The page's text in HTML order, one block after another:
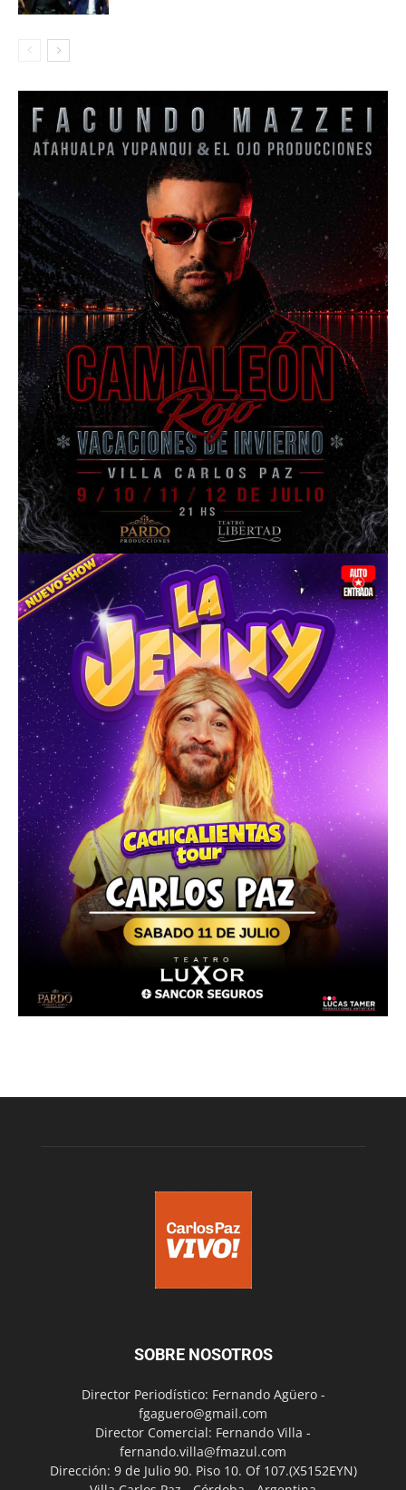
SOBRE NOSOTROS
Director Periodístico: Fernando Agüero -
fgaguero@gmail.com
Director Comercial: Fernando Villa -
fernando.villa@fmazul.com
Dirección: 9 de Julio 90. Piso 10. Of 107.(X5152EYN)